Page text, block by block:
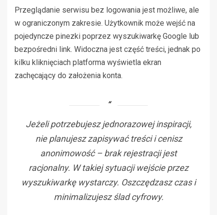
Przeglądanie serwisu bez logowania jest możliwe, ale
w ograniczonym zakresie. Użytkownik może wejść na
pojedyncze pinezki poprzez wyszukiwarkę Google lub
bezpośredni link. Widoczna jest część treści, jednak po
kilku kliknięciach platforma wyświetla ekran
zachęcający do założenia konta.
Jeżeli potrzebujesz jednorazowej inspiracji,
nie planujesz zapisywać treści i cenisz
anonimowość – brak rejestracji jest
racjonalny. W takiej sytuacji wejście przez
wyszukiwarkę wystarczy. Oszczędzasz czas i
minimalizujesz ślad cyfrowy.